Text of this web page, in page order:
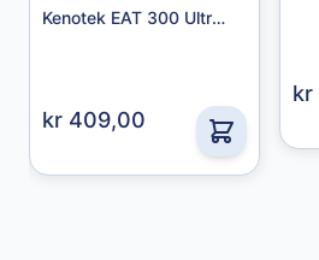
Granberg Chemical Protective
49,00 kr
Kenotek EAT 300 Ultra Fine Cutting Ceramic Polish
kr 409,00
kr